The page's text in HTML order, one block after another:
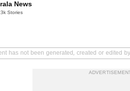
News
Stories
has not been generated, created or edited